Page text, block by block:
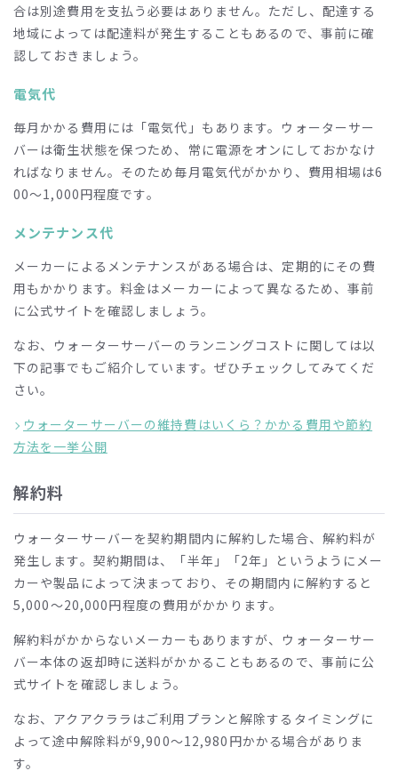
合は別途費用を支払う必要はありません。ただし、配達する
地域によっては配達料が発生することもあるので、事前に確
認しておきましょう。
電気代
毎月かかる費用には「電気代」もあります。ウォーターサー
バーは衛生状態を保つため、常に電源をオンにしておかなけ
ればなりません。そのため毎月電気代がかかり、費用相場は6
00～1,000円程度です。
メンテナンス代
メーカーによるメンテナンスがある場合は、定期的にその費
用もかかります。料金はメーカーによって異なるため、事前
に公式サイトを確認しましょう。
なお、ウォーターサーバーのランニングコストに関しては以
下の記事でもご紹介しています。ぜひチェックしてみてくだ
さい。
ウォーターサーバーの維持費はいくら？かかる費用や節約
方法を一挙公開
解約料
ウォーターサーバーを契約期間内に解約した場合、解約料が
発生します。契約期間は、「半年」「2年」というようにメー
カーや製品によって決まっており、その期間内に解約すると
5,000〜20,000円程度の費用がかかります。
解約料がかからないメーカーもありますが、ウォーターサー
バー本体の返却時に送料がかかることもあるので、事前に公
式サイトを確認しましょう。
なお、アクアクララはご利用プランと解除するタイミングに
よって途中解除料が9,900〜12,980 円かかる場合がありま
す。